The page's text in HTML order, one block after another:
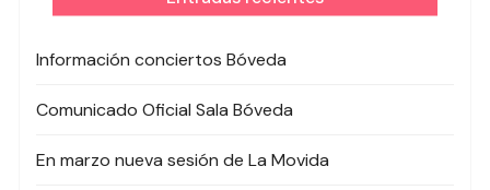
Información conciertos Bóveda
Comunicado Oficial Sala Bóveda
En marzo nueva sesión de La Movida